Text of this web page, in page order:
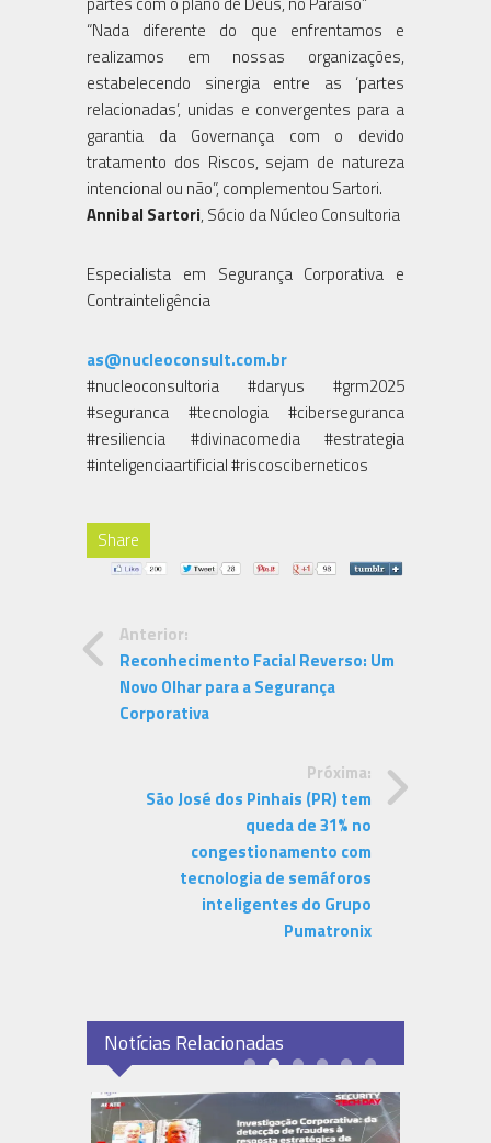
“Nada diferente do que enfrentamos e
realizamos em nossas organizações,
estabelecendo sinergia entre as ‘partes
relacionadas’, unidas e convergentes para a
garantia da Governança com o devido
tratamento dos Riscos, sejam de natureza
intencional ou não”, complementou Sartori.
Annibal Sartori, Sócio da Núcleo Consultoria
Especialista em Segurança Corporativa e
Contrainteligência
as@nucleoconsult.com.br
#nucleoconsultoria #daryus #grm2025
#seguranca #tecnologia #ciberseguranca
#resiliencia #divinacomedia #estrategia
#inteligenciaartificial #riscosciberneticos
Share
Anterior:
Reconhecimento Facial Reverso: Um
Novo Olhar para a Segurança
Corporativa
Próxima:
São José dos Pinhais (PR) tem
queda de 31% no
congestionamento com
tecnologia de semáforos
inteligentes do Grupo
Pumatronix
Notícias Relacionadas